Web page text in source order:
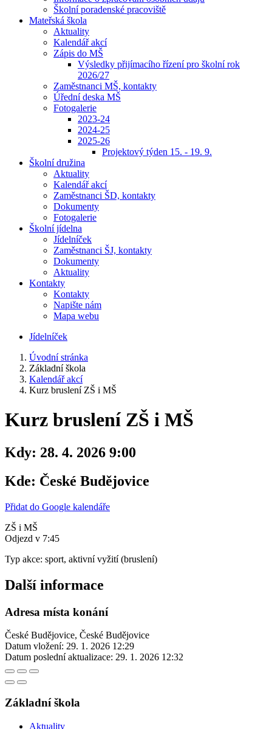
Školní poradenské pracoviště
Mateřská škola
Aktuality
Kalendář akcí
Zápis do MŠ
Výsledky přijímacího řízení pro školní rok
2026/27
Zaměstnanci MŠ, kontakty
Úřední deska MŠ
Fotogalerie
2023-24
2024-25
2025-26
Projektový týden 15. - 19. 9.
Školní družina
Aktuality
Kalendář akcí
Zaměstnanci ŠD, kontakty
Dokumenty
Fotogalerie
Školní jídelna
Jídelníček
Zaměstnanci ŠJ, kontakty
Dokumenty
Aktuality
Kontakty
Kontakty
Napište nám
Mapa webu
Jídelníček
Úvodní stránka
Základní škola
Kalendář akcí
Kurz bruslení ZŠ i MŠ
Kurz bruslení ZŠ i MŠ
Kdy: 28. 4. 2026 9:00
Kde: České Budějovice
Přidat do Google kalendáře
ZŠ i MŠ
Odjezd v 7:45
Typ akce: sport, aktivní vyžití (bruslení)
Další informace
Adresa místa konání
České Budějovice, České Budějovice
Datum vložení: 29. 1. 2026 12:29
Datum poslední aktualizace: 29. 1. 2026 12:32
Základní škola
Aktuality